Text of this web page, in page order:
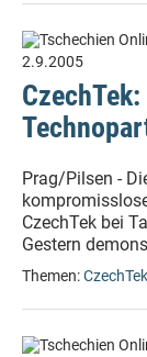
2.9.2005
Prag/Pilsen -
CzechTek bei
Gestern
Themen: